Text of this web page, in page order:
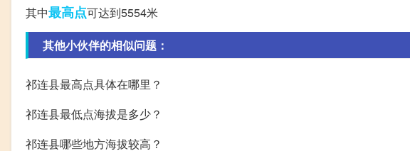
其中最高点可达到5554米
其他小伙伴的相似问题：
祁连县最高点具体在哪里？
祁连县最低点海拔是多少？
祁连县哪些地方海拔较高？